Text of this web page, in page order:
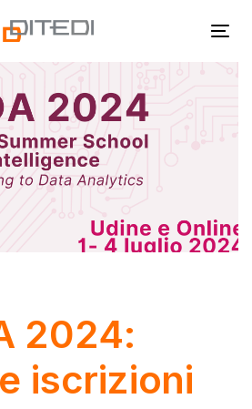
2024:
iscrizioni